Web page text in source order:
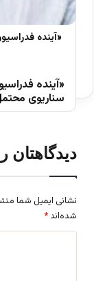
«آینده
سناریوی
دیدگاهتان
نشانی ایمیل شما
شده‌اند *